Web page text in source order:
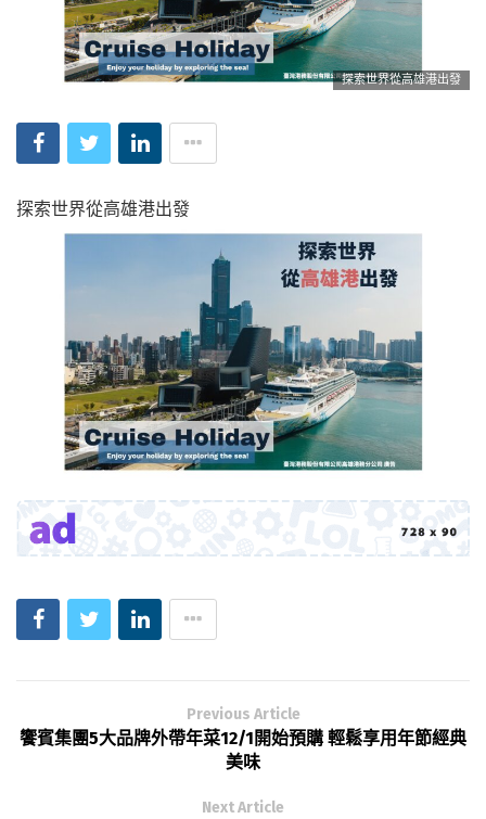
探索世界從高雄港出發
探索世界從高雄港出發
Previous Article
饗賓集團5大品牌外帶年菜12/1開始預購 輕鬆享用年節經典
美味
Next Article